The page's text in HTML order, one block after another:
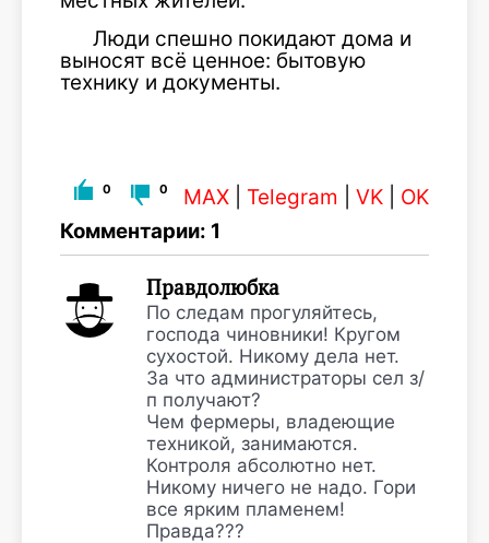
Люди спешно покидают дома и
выносят всё ценное: бытовую
технику и документы.
0 0 MAX Telegram VK
OK
Комментарии: 1
Правдолюбка
По следам прогуляйтесь,
господа чиновники! Кругом
сухостой. Никому дела нет.
За что администраторы сел з/
п получают?
Чем фермеры, владеющие
техникой, занимаются.
Контроля абсолютно нет.
Никому ничего не надо. Гори
все ярким пламенем!
Правда???